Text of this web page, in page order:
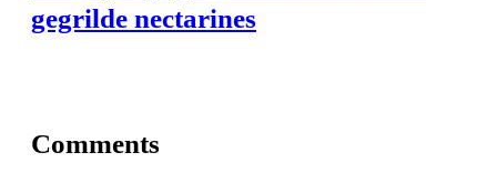
gegrilde nectarines
Comments